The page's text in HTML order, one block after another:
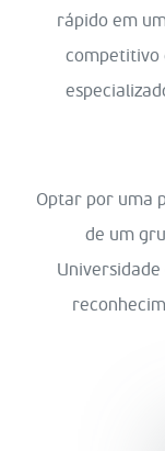
rápido em
competitivo
Optar por uma
de um